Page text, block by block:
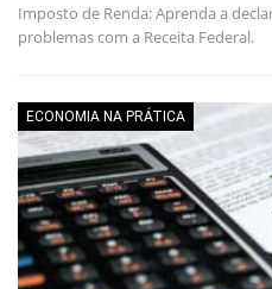
Imposto de Renda: Aprenda a
problemas com a Receita Federal.
ECONOMIA NA PRÁTICA